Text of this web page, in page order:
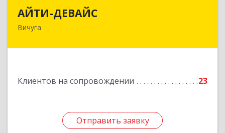
АЙТИ-ДЕВАЙС
Вичуга
Клиентов на сопровождении 23
Отправить заявку
155334, Ивановская обл, г.о. Вичуга, Вичуга г,
Отправить заявку